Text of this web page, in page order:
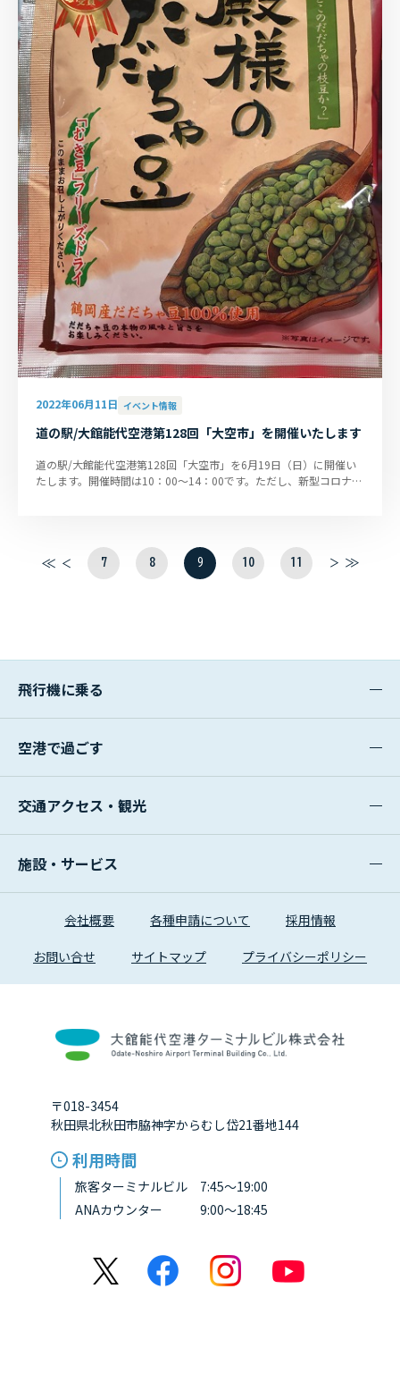
2022年06月11日 イベント情報
道の駅/大館能代空港第128回「大空市」を開催いたします
道の駅/大館能代空港第128回「大空市」を6月19日（日）に開催い
たします。開催時間は10：00～14：00です。ただし、新型コロナウ
最 前
7 8 9 10 11
次
最
飛行機に乗る
空港で過ごす
交通アクセス・観光
施設・サービス
会社概要 各種申請について 採用情報
お問い合せ サイトマップ プライバシーポリシー
〒018-3454
秋田県北秋田市脇神字からむし岱21番地144
利用時間
旅客ターミナルビル 7:45～19:00
ANAカウンター 9:00～18:45